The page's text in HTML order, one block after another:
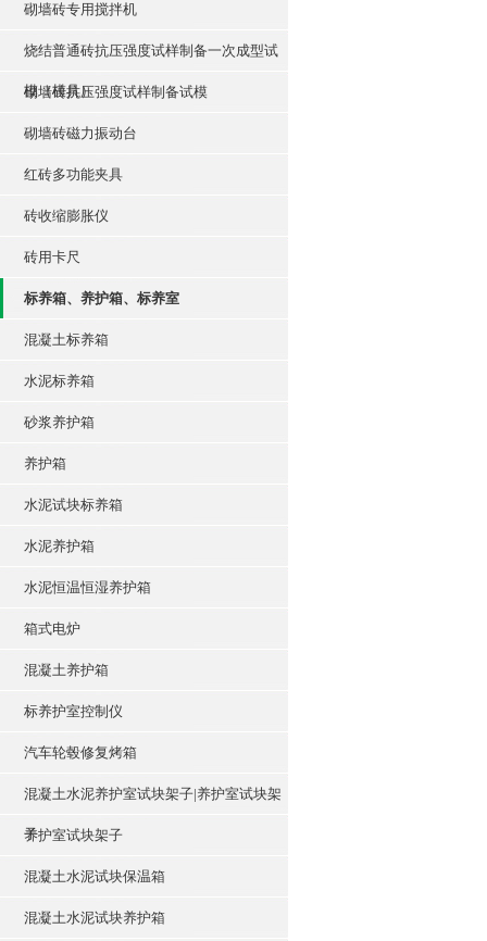
砌墙砖专用搅拌机
烧结普通砖抗压强度试样制备一次成型试
模（模具）
砌墙砖抗压强度试样制备试模
砌墙砖磁力振动台
红砖多功能夹具
砖收缩膨胀仪
砖用卡尺
标养箱、养护箱、标养室
混凝土标养箱
水泥标养箱
砂浆养护箱
养护箱
水泥试块标养箱
水泥养护箱
水泥恒温恒湿养护箱
箱式电炉
混凝土养护箱
标养护室控制仪
汽车轮毂修复烤箱
混凝土水泥养护室试块架子|养护室试块架
子
养护室试块架子
混凝土水泥试块保温箱
混凝土水泥试块养护箱